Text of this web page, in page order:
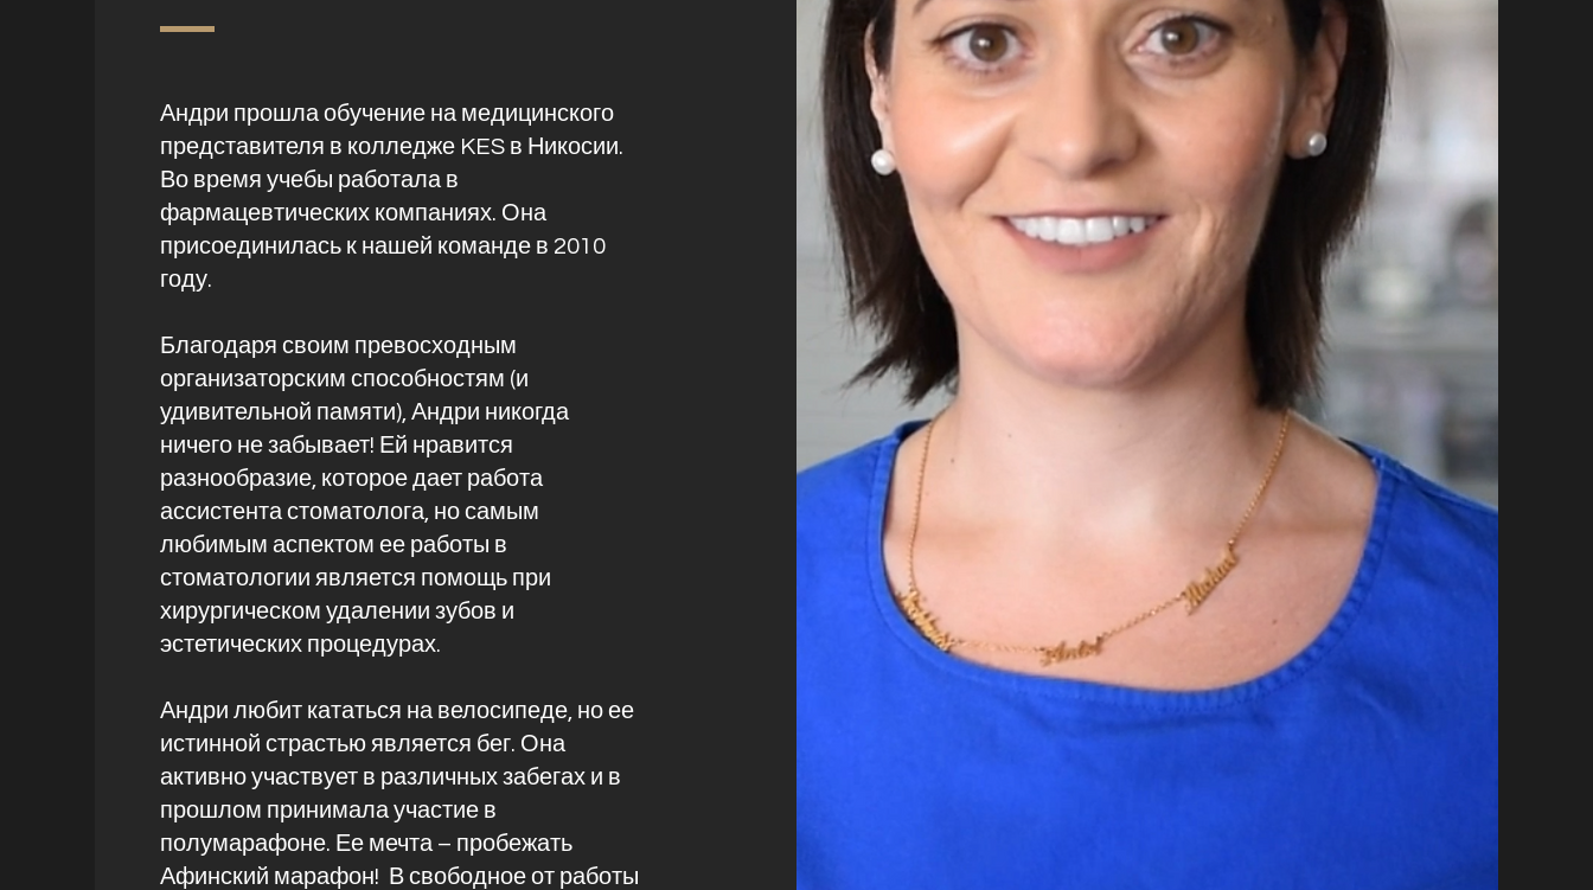
Андри прошла обучение на медицинского
представителя в колледже KES в Никосии.
Во время учебы работала в
фармацевтических компаниях. Она
присоединилась к нашей команде в 2010
году.
Благодаря своим превосходным
организаторским способностям (и
удивительной памяти), Андри никогда
ничего не забывает! Ей нравится
разнообразие, которое дает работа
ассистента стоматолога, но самым
любимым аспектом ее работы в
стоматологии является помощь при
хирургическом удалении зубов и
эстетических процедурах.
Андри любит кататься на велосипеде, но ее
истинной страстью является бег. Она
активно участвует в различных забегах и в
прошлом принимала участие в
полумарафоне. Ее мечта – пробежать
Афинский марафон! В свободное от работы